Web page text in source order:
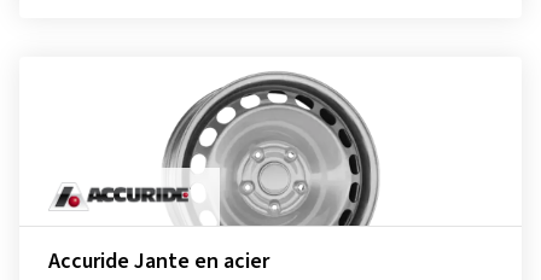
Accuride Jante en acier